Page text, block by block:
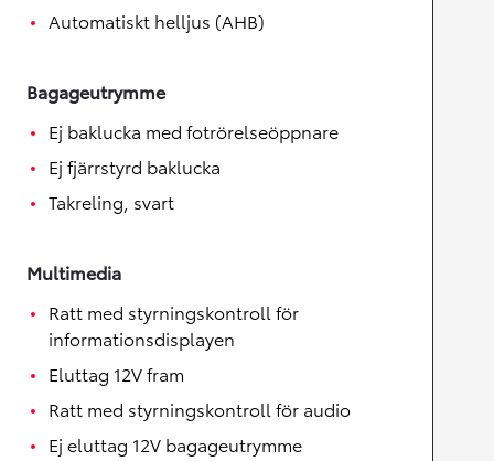
Automatiskt helljus (AHB)
Bagageutrymme
Ej baklucka med fotrörelseöppnare
Ej fjärrstyrd baklucka
Takreling, svart
Multimedia
Ratt med styrningskontroll för
informationsdisplayen
Eluttag 12V fram
Ratt med styrningskontroll för audio
Ej eluttag 12V bagageutrymme